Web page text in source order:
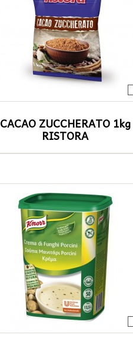
CACAO ZUCCHERATO 1kg
RISTORA